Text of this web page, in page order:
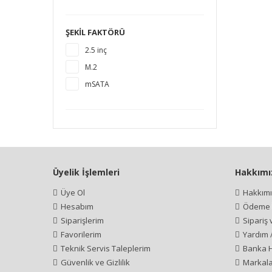
2 TB
4 TB
ŞEKIL FAKTÖRÜ
2.5 inç
M.2
mSATA
Üyelik İşlemleri
Üye Ol
Hesabım
Siparişlerim
Favorilerim
Teknik Servis Taleplerim
Güvenlik ve Gizlilik
Sipariş
Yardım
Banka